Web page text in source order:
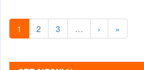
1 2 3 … › »